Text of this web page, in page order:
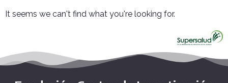
It seems we can't find what you're looking for.